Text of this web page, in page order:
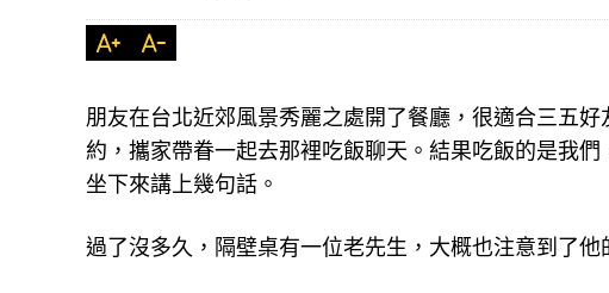
朋友在台北近郊風景秀麗之處開了餐廳，很適合三五
約，攜家帶眷一起去那裡吃飯聊天。結果吃飯的是我
坐下來講上幾句話。
過了沒多久，隔壁桌有一位老先生，大概也注意到了